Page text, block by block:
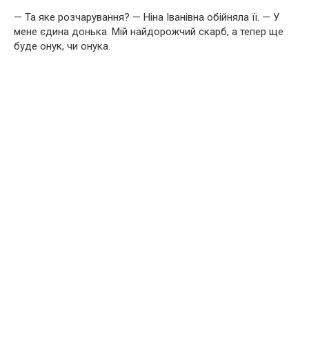
— Та яке розчарування? — Ніна Іванівна обійняла її. — У
мене єдина донька. Мій найдорожчий скарб, а тепер ще
буде онук, чи онука.